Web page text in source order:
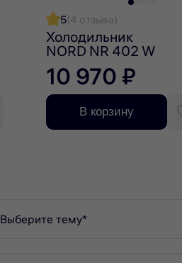
5(4 отзыва)
Холодильник
NORD NR 402 W
10 970 ₽
В корзину
Выберите тему*